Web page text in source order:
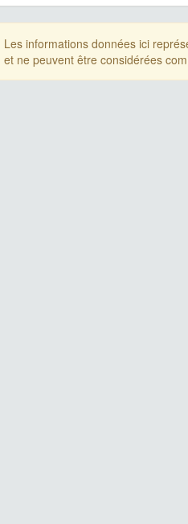
Les informations données ici
et ne peuvent être considérées